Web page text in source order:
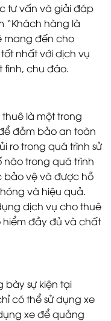
tư vấn và giải đáp
“Khách hàng là
mang đến cho
nhất với dịch vụ
tình, chu đáo.
là một trong
đảm bảo an toàn
ro trong quá trình sử
nào trong quá trình
bảo vệ và được hỗ
và hiệu quả.
dịch vụ cho thuê
hiểm đầy đủ và chất
bày sự kiện tại
có thể sử dụng xe
xe để quảng